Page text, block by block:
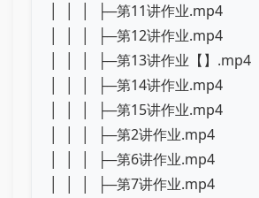
│ │ │ ├─第11讲作业.mp4
│ │ │ ├─第12讲作业.mp4
│ │ │ ├─第13讲作业【】.mp4
│ │ │ ├─第14讲作业.mp4
│ │ │ ├─第15讲作业.mp4
│ │ │ ├─第2讲作业.mp4
│ │ │ ├─第6讲作业.mp4
│ │ │ ├─第7讲作业.mp4